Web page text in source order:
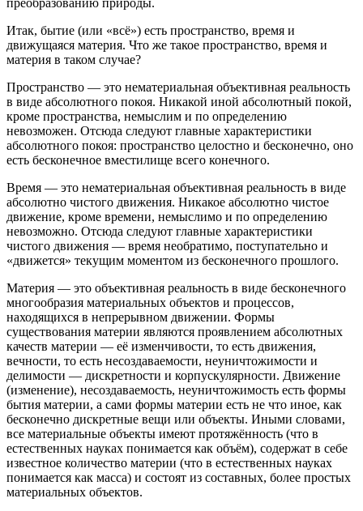
Итак, бытие (или «всё») есть пространство, время и
движущаяся материя. Что же такое пространство, время и
материя в таком случае?
Пространство — это нематериальная объективная реальность
в виде абсолютного покоя. Никакой иной абсолютный покой,
кроме пространства, немыслим и по определению
невозможен. Отсюда следуют главные характеристики
абсолютного покоя: пространство целостно и бесконечно, оно
есть бесконечное вместилище всего конечного.
Время — это нематериальная объективная реальность в виде
абсолютно чистого движения. Никакое абсолютно чистое
движение, кроме времени, немыслимо и по определению
невозможно. Отсюда следуют главные характеристики
чистого движения — время необратимо, поступательно и
«движется» текущим моментом из бесконечного прошлого.
Материя — это объективная реальность в виде бесконечного
многообразия материальных объектов и процессов,
находящихся в непрерывном движении. Формы
существования материи являются проявлением абсолютных
качеств материи — её изменчивости, то есть движения,
вечности, то есть несоздаваемости, неуничтожимости и
делимости — дискретности и корпускулярности. Движение
(изменение), несоздаваемость, неуничтожимость есть формы
бытия материи, а сами формы материи есть не что иное, как
бесконечно дискретные вещи или объекты. Иными словами,
все материальные объекты имеют протяжённость (что в
естественных науках понимается как объём), содержат в себе
известное количество материи (что в естественных науках
понимается как масса) и состоят из составных, более простых
материальных объектов.